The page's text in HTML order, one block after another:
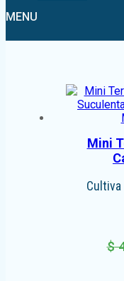
MENU
Mini
$